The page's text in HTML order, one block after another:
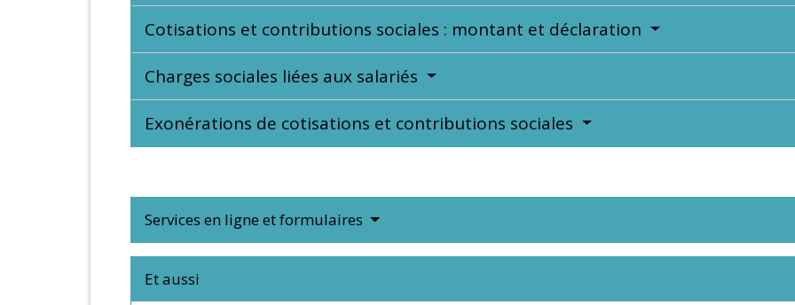
Cotisations et contributions sociales : montant et déclaration
Charges sociales liées aux salariés
Exonérations de cotisations et contributions sociales
Services en ligne et formulaires
Et aussi